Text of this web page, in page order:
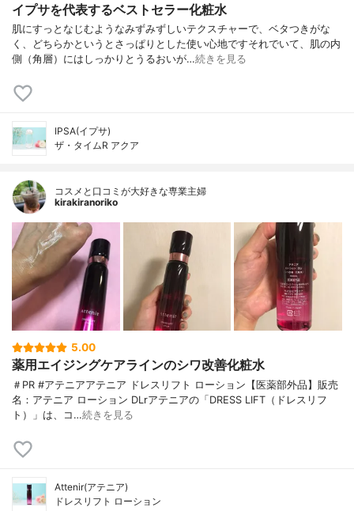
イプサを代表するベストセラー化粧水
肌にすっとなじむようなみずみずしいテクスチャーで、ベタつきがな
く、どちらかというとさっぱりとした使い心地ですそれでいて、肌の内
側（角層）にはしっかりとうるおいが…続きを見る
IPSA(イプサ)
ザ・タイムR アクア
コスメと口コミが大好きな専業主婦
kirakiranoriko
5.00
薬用エイジングケアラインのシワ改善化粧水
＃PR #アテニアアテニア ドレスリフト ローション【医薬部外品】販売
名：アテニア ローション DLrアテニアの「DRESS LIFT（ドレスリフ
ト）」は、コ…続きを見る
Attenir(アテニア)
ドレスリフト ローション